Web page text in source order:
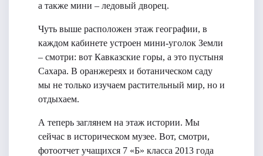
а также мини – ледовый дворец.
Чуть выше расположен этаж географии, в
каждом кабинете устроен мини-уголок Земли
– смотри: вот Кавказские горы, а это пустыня
Сахара. В оранжереях и ботаническом саду
мы не только изучаем растительный мир, но и
отдыхаем.
А теперь заглянем на этаж истории. Мы
сейчас в историческом музее. Вот, смотри,
фотоотчет учащихся 7 «Б» класса 2013 года